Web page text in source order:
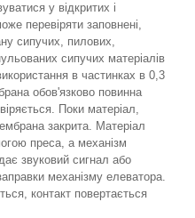
у відкритих і
перевіряти заповнені,
сипучих, пилових,
сипучих матеріалів
в частинках в 0,3
обов'язково повинна
Поки матеріал,
закрита. Матеріал
преса, а механізм
звуковий сигнал або
механізму елеватора.
контакт повертається